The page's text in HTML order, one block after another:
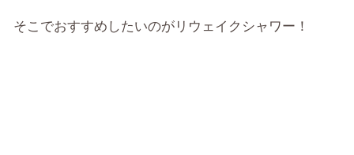
そこでおすすめしたいのがリウェイクシャワー！